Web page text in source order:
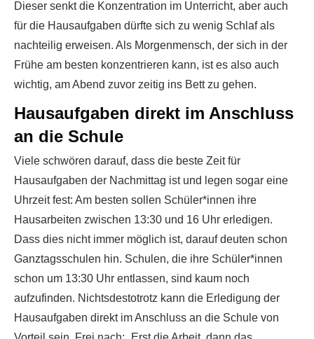
Dieser senkt die Konzentration im Unterricht, aber auch
für die Hausaufgaben dürfte sich zu wenig Schlaf als
nachteilig erweisen. Als Morgenmensch, der sich in der
Frühe am besten konzentrieren kann, ist es also auch
wichtig, am Abend zuvor zeitig ins Bett zu gehen.
Hausaufgaben direkt im Anschluss
an die Schule
Viele schwören darauf, dass die beste Zeit für
Hausaufgaben der Nachmittag ist und legen sogar eine
Uhrzeit fest: Am besten sollen Schüler*innen ihre
Hausarbeiten zwischen 13:30 und 16 Uhr erledigen.
Dass dies nicht immer möglich ist, darauf deuten schon
Ganztagsschulen hin. Schulen, die ihre Schüler*innen
schon um 13:30 Uhr entlassen, sind kaum noch
aufzufinden. Nichtsdestotrotz kann die Erledigung der
Hausaufgaben direkt im Anschluss an die Schule von